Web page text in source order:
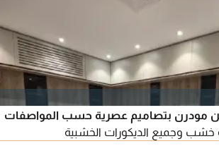
مودرن بتصاميم عصرية حسب المواصفات
خشب وجميع الديكورات الخشبية